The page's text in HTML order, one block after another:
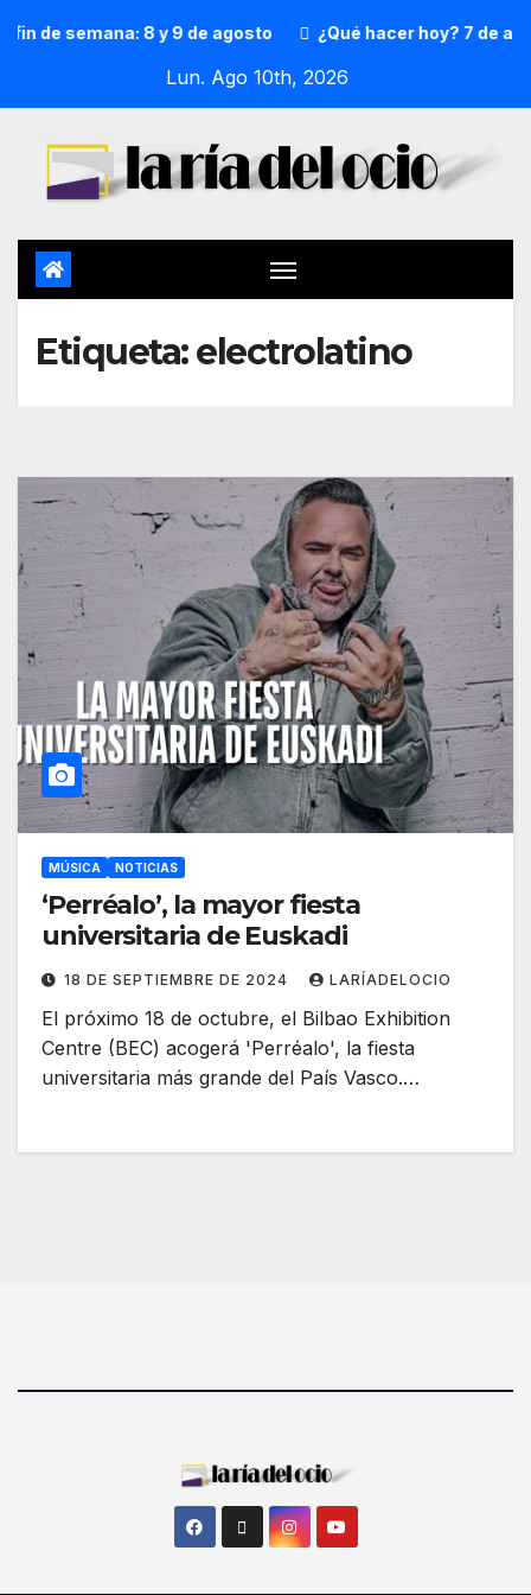
de semana: 8 y 9 de agosto ¿Qué hacer hoy? 7 de
Lun. Ago 10th, 2026
Etiqueta:electrolatino
MÚSICA NOTICIAS
‘Perréalo’, la mayor fiesta
universitaria de Euskadi
18 DE SEPTIEMBRE DE 2024 LARÍADELOCIO
El próximo 18 de octubre, el Bilbao Exhibition
Centre (BEC) acogerá 'Perréalo', la fiesta
universitaria más grande del País Vasco.…